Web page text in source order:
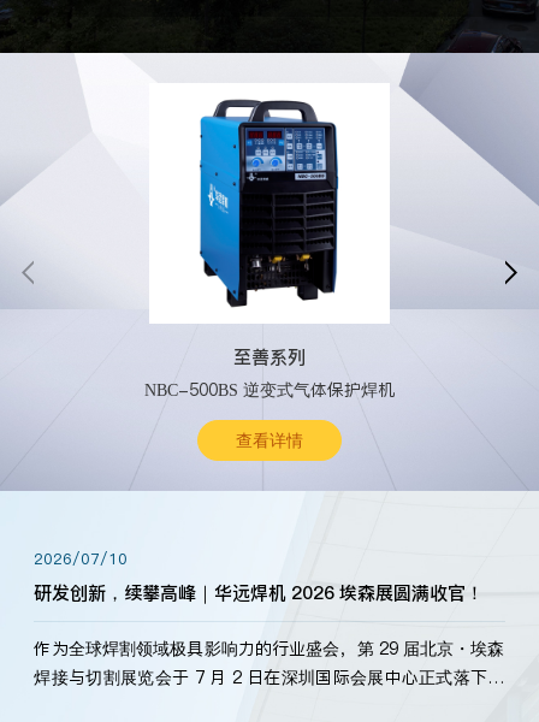
至善系列
NBC-500BS 逆变式气体保护焊机
查看详情
 
2026/07/10
研发创新，续攀高峰｜华远焊机 2026 埃森展圆满收官！
作为全球焊割领域极具影响力的行业盛会，第 29 届北京・埃森
焊接与切割展览会于 7 月 2 日在深圳国际会展中心正式落下帷